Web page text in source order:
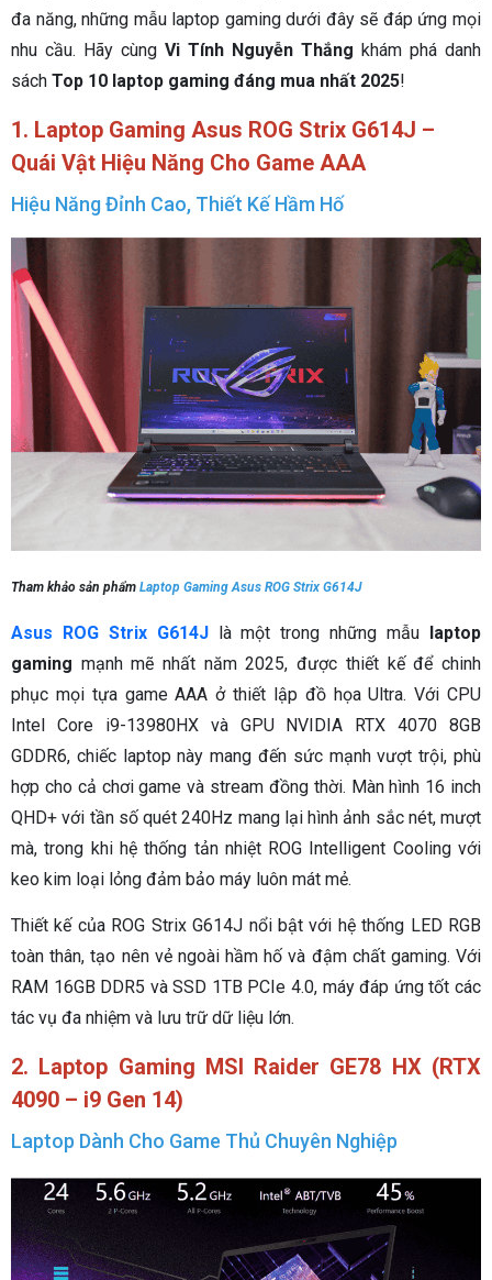
đa năng, những mẫu laptop gaming dưới đây sẽ đáp ứng mọi
nhu cầu. Hãy cùng Vi Tính Nguyễn Thắng khám phá danh
sách Top 10 laptop gaming đáng mua nhất 2025!
1. Laptop Gaming Asus ROG Strix G614J –
Quái Vật Hiệu Năng Cho Game AAA
Hiệu Năng Đỉnh Cao, Thiết Kế Hầm Hố
Tham khảo sản phẩm Laptop Gaming Asus ROG Strix G614J
Asus ROG Strix G614Jlà một trong những mẫu
laptop
gaming mạnh mẽ nhất năm 2025, được thiết kế để chinh
phục mọi tựa game AAA ở thiết lập đồ họa Ultra. Với CPU
Intel Core i9-13980HX và GPU NVIDIA RTX 4070 8GB
GDDR6, chiếc laptop này mang đến sức mạnh vượt trội, phù
hợp cho cả chơi game và stream đồng thời. Màn hình 16 inch
QHD+ với tần số quét 240Hz mang lại hình ảnh sắc nét, mượt
mà, trong khi hệ thống tản nhiệt ROG Intelligent Cooling với
keo kim loại lỏng đảm bảo máy luôn mát mẻ.
Thiết kế của ROG Strix G614J nổi bật với hệ thống LED RGB
toàn thân, tạo nên vẻ ngoài hầm hố và đậm chất gaming. Với
RAM 16GB DDR5 và SSD 1TB PCIe 4.0, máy đáp ứng tốt các
tác vụ đa nhiệm và lưu trữ dữ liệu lớn.
2. Laptop Gaming MSI Raider GE78 HX (RTX
4090 – i9 Gen 14)
Laptop Dành Cho Game Thủ Chuyên Nghiệp